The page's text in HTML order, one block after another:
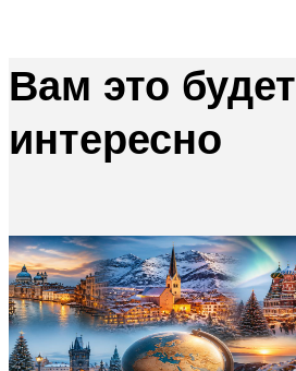
Вам это будет
интересно